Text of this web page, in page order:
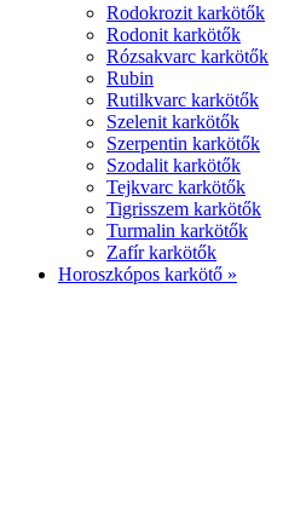
Rodokrozit karkötők
Rodonit karkötők
Rózsakvarc karkötők
Rubin
Rutilkvarc karkötők
Szelenit karkötők
Szerpentin karkötők
Szodalit karkötők
Tejkvarc karkötők
Tigrisszem karkötők
Turmalin karkötők
Zafír karkötők
Horoszkópos karkötő »